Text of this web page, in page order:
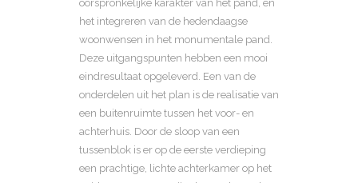
oorspronkelijke karakter van het pand, en
het integreren van de hedendaagse
woonwensen in het monumentale pand.
Deze uitgangspunten hebben een mooi
eindresultaat opgeleverd. Een van de
onderdelen uit het plan is de realisatie van
een buitenruimte tussen het voor- en
achterhuis. Door de sloop van een
tussenblok is er op de eerste verdieping
een prachtige, lichte achterkamer op het